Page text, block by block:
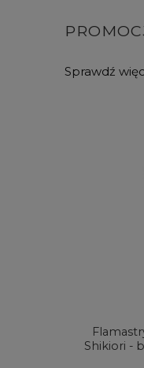
Sprawdź
Shikiori -